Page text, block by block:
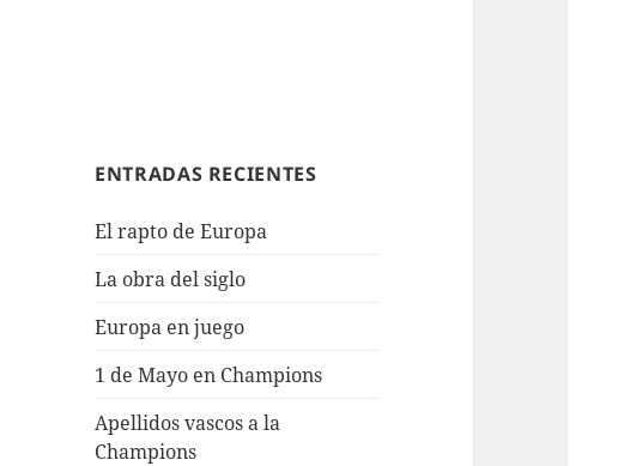
ENTRADAS RECIENTES
El rapto de Europa
La obra del siglo
Europa en juego
1 de Mayo en Champions
Apellidos vascos a la
Champions